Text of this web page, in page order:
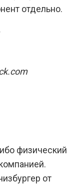
отдельно.
физический
от